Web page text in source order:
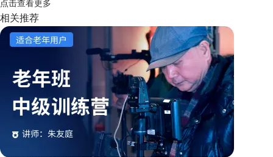
点击查看更多
相关推荐